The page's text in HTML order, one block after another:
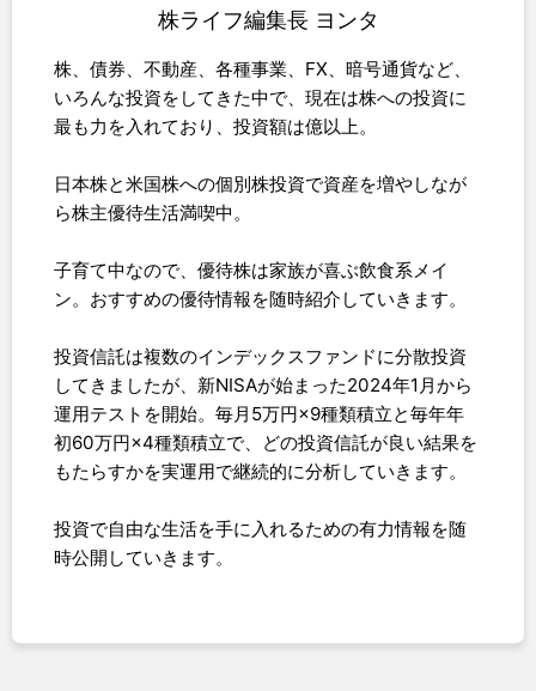
株ライフ編集長 ヨンタ
株、債券、不動産、各種事業、FX、暗号通貨など、
いろんな投資をしてきた中で、現在は株への投資に
最も力を入れており、投資額は億以上。
日本株と米国株への個別株投資で資産を増やしなが
ら株主優待生活満喫中。
子育て中なので、優待株は家族が喜ぶ飲食系メイ
ン。おすすめの優待情報を随時紹介していきます。
投資信託は複数のインデックスファンドに分散投資
してきましたが、新NISAが始まった2024年1月から
運用テストを開始。毎月5万円×9種類積立と毎年年
初60万円×4種類積立で、どの投資信託が良い結果を
もたらすかを実運用で継続的に分析していきます。
投資で自由な生活を手に入れるための有力情報を随
時公開していきます。